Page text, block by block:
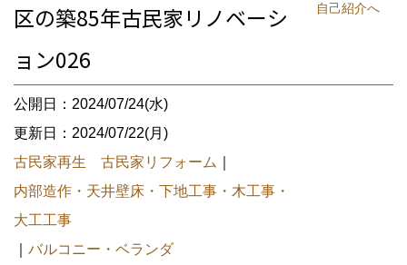
自己紹介へ
区の築85年古民家リノベーシ
ョン026
公開日：2024/07/24(水)
更新日：2024/07/22(月)
古民家再生 古民家リフォーム
内部造作・天井壁床・下地工事・木工事・
大工工事
バルコニー・ベランダ